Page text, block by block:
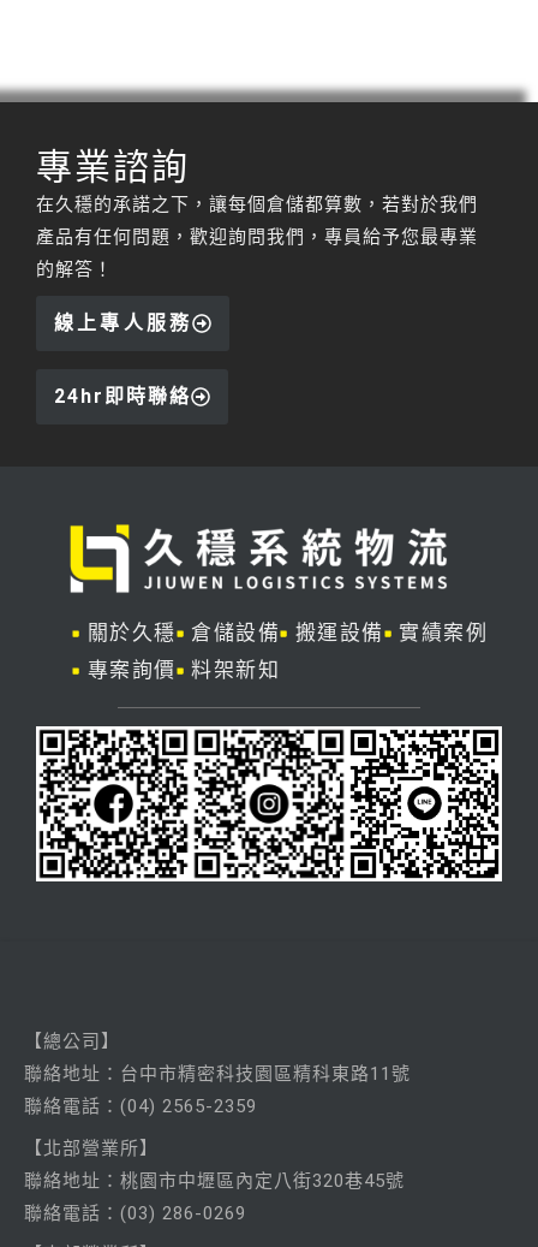
專業諮詢
在久穩的承諾之下，讓每個倉儲都算數，若對於我們
產品有任何問題，歡迎詢問我們，專員給予您最專業
的解答！
線上專人服務
24hr即時聯絡
關於久穩 倉儲設備 搬運設備
實績案例
專案詢價
料架新知
【總公司】
聯絡地址：台中市精密科技園區精科東路11號
聯絡電話： (04) 2565-2359
【北部營業所】
聯絡地址：桃園市中壢區內定八街320巷45號
聯絡電話： (03) 286-0269